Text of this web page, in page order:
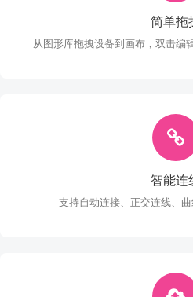
自动
简单拖
从图形库拖拽设备到画布，双击编
智能连
支持自动连接、正交连线、